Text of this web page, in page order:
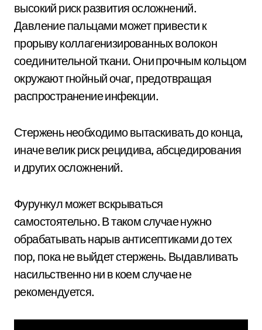
высокий риск развития осложнений.
Давление пальцами может привести к
прорыву коллагенизированных волокон
соединительной ткани. Они прочным кольцом
окружают гнойный очаг, предотвращая
распространение инфекции.
Стержень необходимо вытаскивать до конца,
иначе велик риск рецидива, абсцедирования
и других осложнений.
Фурункул может вскрываться
самостоятельно. В таком случае нужно
обрабатывать нарыв антисептиками до тех
пор, пока не выйдет стержень. Выдавливать
насильственно ни в коем случае не
рекомендуется.